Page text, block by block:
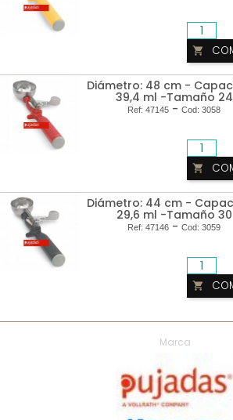
Marca

Diámetro: 48 cm -
39,4 ml -Tamaño 24
Ref: 47145 - Cod: 3058

Diámetro: 44 cm -
29,6 ml -Tamaño 30
Ref: 47146 - Cod: 3059
